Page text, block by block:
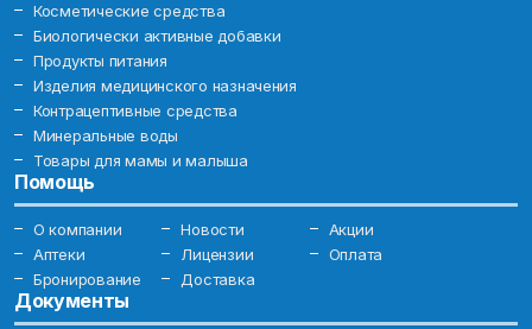
Косметические средства
Биологически активные добавки
Продукты питания
Изделия медицинского назначения
Контрацептивные средства
Минеральные воды
Товары для мамы и малыша
Помощь
О компании Новости
Акции
Аптеки
Лицензии
Оплата
Бронирование
Доставка
Документы